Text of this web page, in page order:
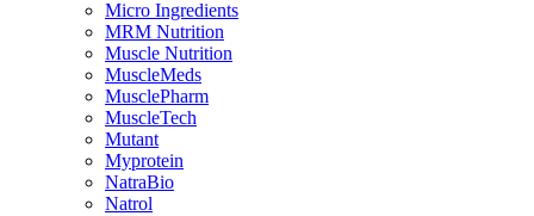
Micro Ingredients
MRM Nutrition
Muscle Nutrition
MuscleMeds
MusclePharm
MuscleTech
Mutant
Myprotein
NatraBio
Natrol